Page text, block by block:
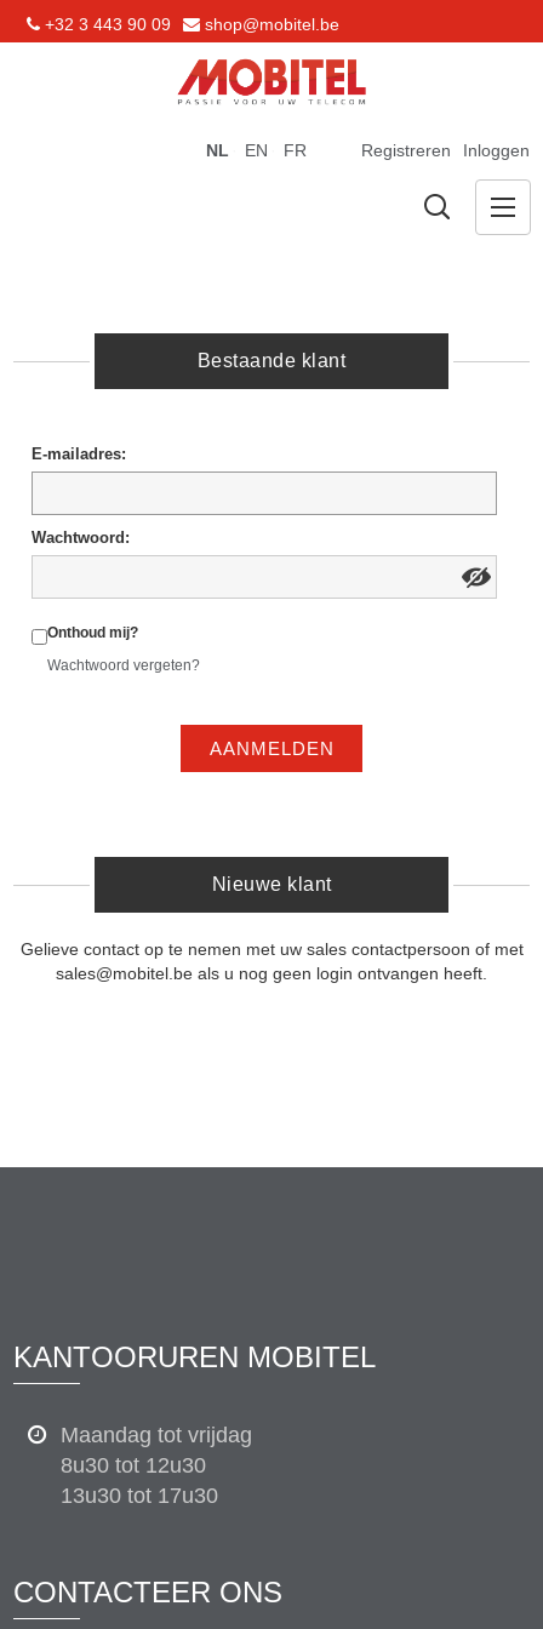
+32 3 443 90 09 shop@mobitel.be
Registreren Inloggen
NL EN FR
Bestaande klant
E-mailadres:
Wachtwoord:
Onthoud mij?
Wachtwoord vergeten?
AANMELDEN
Nieuwe klant
Gelieve contact op te nemen met uw sales contactpersoon of met
sales@mobitel.be als u nog geen login ontvangen heeft.
KANTOORUREN MOBITEL
Maandag tot vrijdag
8u30 tot 12u30
13u30 tot 17u30
CONTACTEER ONS